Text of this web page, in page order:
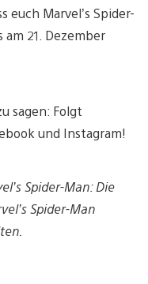
euch Marvel’s Spider-
21. Dezember
sagen: Folgt
und Instagram!
Spider-Man: Die
Spider-Man